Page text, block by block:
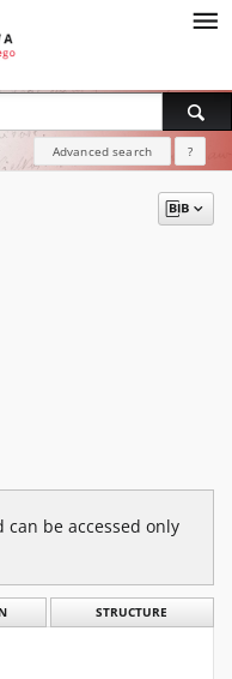
Advanced search ?
be accessed only
STRUCTURE